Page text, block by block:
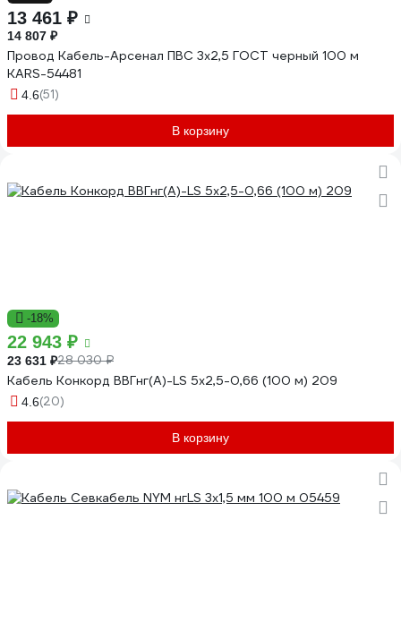
13 461 ₽
14 807 ₽
Провод Кабель-Арсенал ПВС 3x2,5 ГОСТ черный 100 м
KARS-54481
4.6(51)
В корзину
-18%
22 943 ₽
23 631 ₽28 030 ₽
Кабель Конкорд ВВГнг(А)-LS 5х2,5-0,66 (100 м) 209
4.6(20)
В корзину